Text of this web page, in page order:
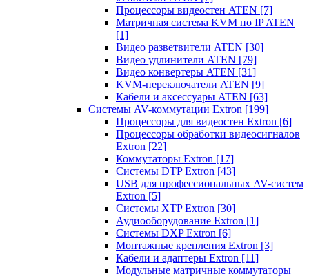
Процессоры видеостен ATEN [7]
Матричная система KVM по IP ATEN
[1]
Видео разветвители ATEN [30]
Видео удлинители ATEN [79]
Видео конвертеры ATEN [31]
KVM-переключатели ATEN [9]
Кабели и аксессуары ATEN [63]
Системы AV-коммутации Extron [199]
Процессоры для видеостен Extron [6]
Процессоры обработки видеосигналов
Extron [22]
Коммутаторы Extron [17]
Системы DTP Extron [43]
USB для профессиональных AV-систем
Extron [5]
Системы XTP Extron [30]
Аудиооборудование Extron [1]
Системы DXP Extron [6]
Монтажные крепления Extron [3]
Кабели и адаптеры Extron [11]
Модульные матричные коммутаторы